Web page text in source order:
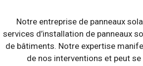
Notre entreprise de panneaux
services d’installation de panneaux
de bâtiments. Notre expertise
de nos interventions et peut